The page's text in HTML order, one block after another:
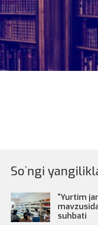
So`ngi
“Yurtim
suhbati